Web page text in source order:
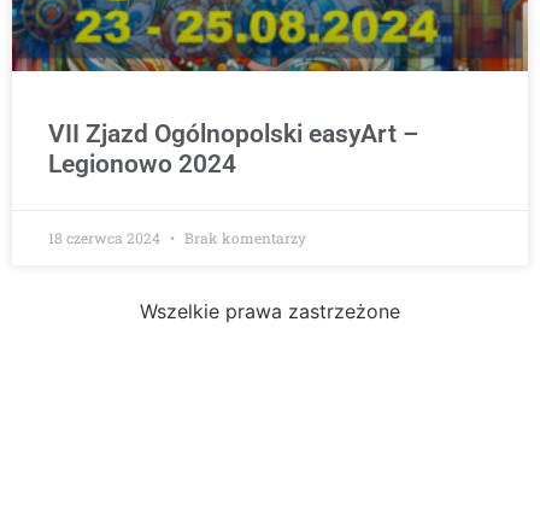
VII Zjazd Ogólnopolski easyArt –
Legionowo 2024
18 czerwca 2024 Brak komentarzy
Wszelkie prawa zastrzeżone